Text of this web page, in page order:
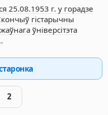
25.08.1953 г. у горадзе
гістарычны
ўніверсітэта
2